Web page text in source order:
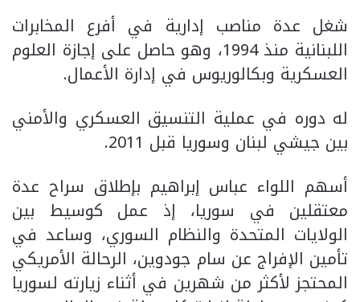
شغل عدة مناصب إدارية في أفرع المخابرات
اللبنانية منذ 1994، وهو حاصل على إجازة العلوم
العسكرية وبكالوريوس في إدارة الأعمال.
له دوره في عملية التنسيق العسكري والأمني
بين جيشي لبنان وسوريا قبل 2011.
أسهم اللواء عباس إبراهيم بإطلاق سراح عدة
معتقلين في سوريا، إذ عمل كوسيط بين
الولايات المتحدة والنظام السوري، وساعد في
تأمين الإفراج عن سام جودوين، الرحالة الأمريكي
المحتجز لأكثر من شهرين في أثناء زيارته لسوريا